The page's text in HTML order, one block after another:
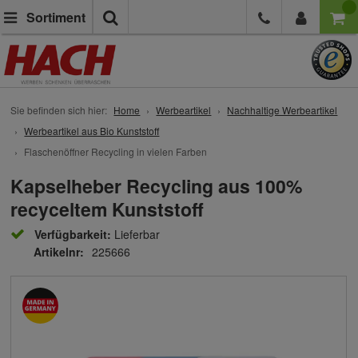
Sortiment
Sie befinden sich hier: Home Werbeartikel
Nachhaltige Werbeartikel
Werbeartikel aus Bio Kunststoff
Flaschenöffner Recycling in vielen Farben
Kapselheber Recycling aus 100%
recyceltem Kunststoff
Verfügbarkeit: Lieferbar
Artikelnr: 225666